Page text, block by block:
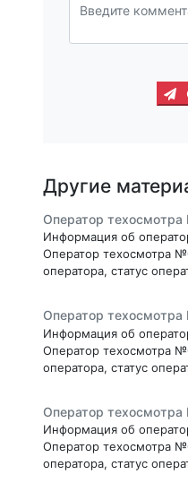
Другие
Оператор
Информация об
Оператор техосмотра
оператора, статус
Оператор
Информация об
Оператор техосмотра
оператора, статус
Оператор
Информация об
Оператор техосмотра
оператора, статус